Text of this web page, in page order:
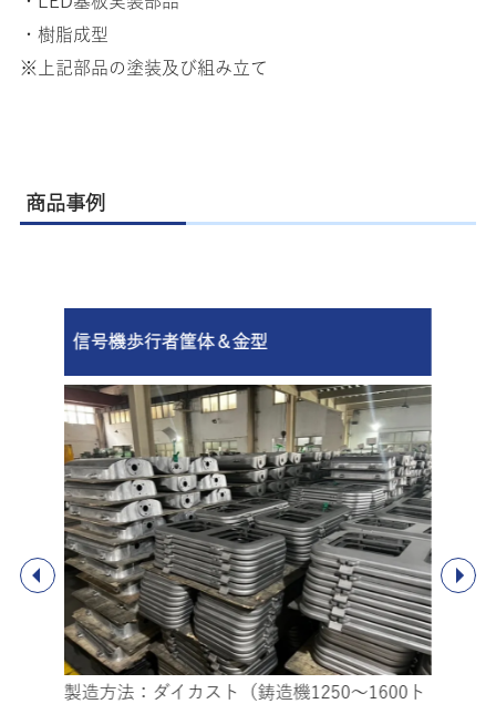
・樹脂成型
※上記部品の塗装及び組み立て
商品事例
信号機歩行者筐体＆金型
製造方法：ダイカスト（鋳造機1250〜1600ト